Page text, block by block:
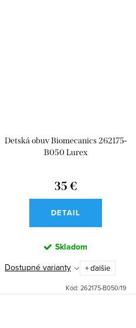
Detská obuv Biomecanics 262175-
B050 Lurex
35 €
DETAIL
Skladom
Dostupné varianty + ďalšie
Kód: 262175-B050/19